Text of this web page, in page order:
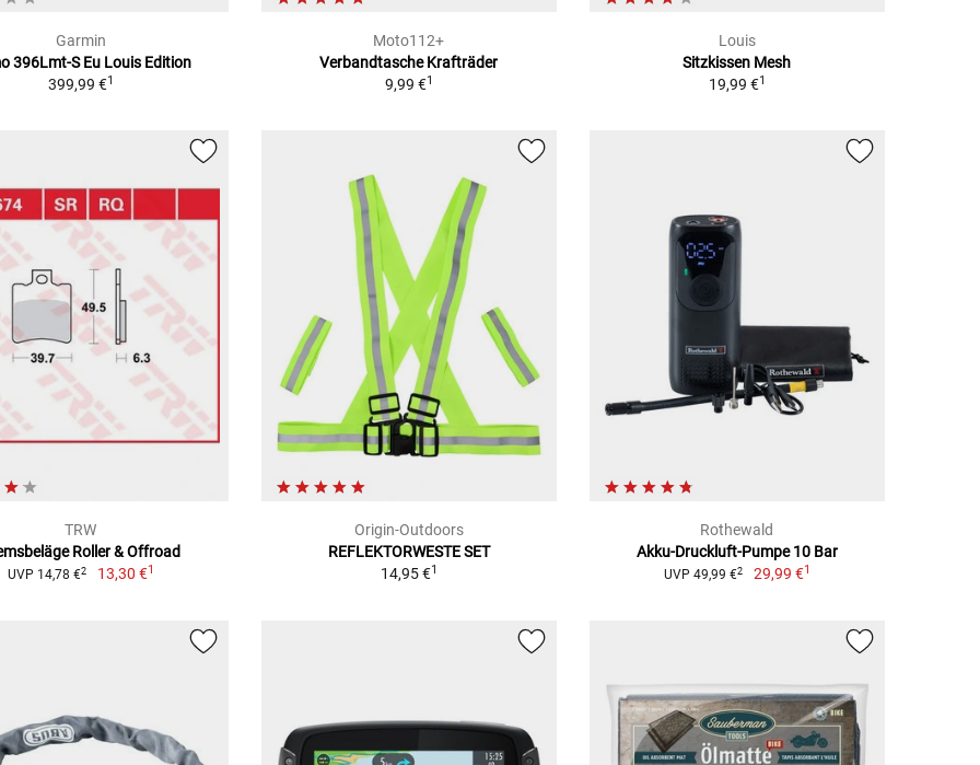
Garmin
396Lmt-S Eu Louis Edition
399,99 €1
Moto112+
Verbandtasche Krafträder
9,99 €1
Louis
Sitzkissen Mesh
19,99 €1
TRW
Roller & Offroad
UVP 14,78 €2 13,30 €1
Origin-Outdoors
REFLEKTORWESTE SET
14,95 €1
Rothewald
Akku-Druckluft-Pumpe 10 Bar
UVP 49,99 €2 29,99 €1